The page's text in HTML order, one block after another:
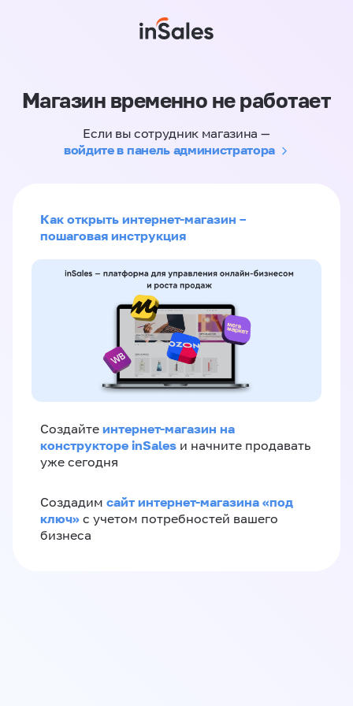
Магазин временно не работает
Если вы сотрудник магазина —
войдите в панель администратора
Как открыть интернет-магазин –
пошаговая инструкция
Создайте интернет-магазин на
конструкторе inSales и начните продавать
уже сегодня
Создадим сайт интернет-магазина «под
ключ» с учетом потребностей вашего
бизнеса